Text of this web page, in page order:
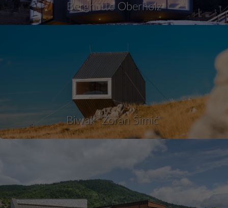
Berghütte Oberholz
Biwak "Zoran Šimić"